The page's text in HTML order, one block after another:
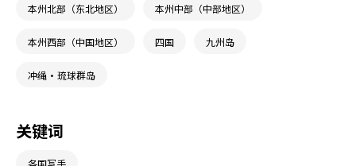
本州北部（东北地区） 本州中部（中部地区）
本州西部（中国地区） 四国 九州岛
冲绳・琉球群岛
关键词
各国写手